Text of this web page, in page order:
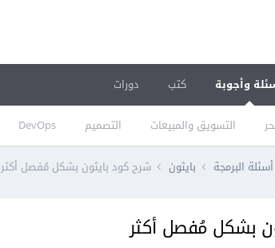
وأجوبة
التسويق والمبيعات التصميم DevOps
كتب دورات
أسئلة البرمجة بايثون شرح كود بايثون بشكل مُفصل أكثر
بشكل مُفصل أكثر